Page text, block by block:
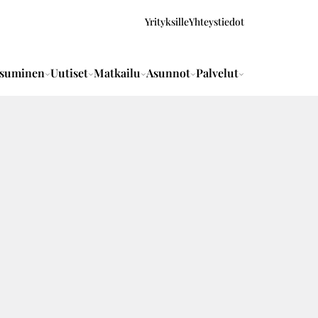
YrityksilleYhteystiedot
Uutiset Matkailu Asunnot Palvelut